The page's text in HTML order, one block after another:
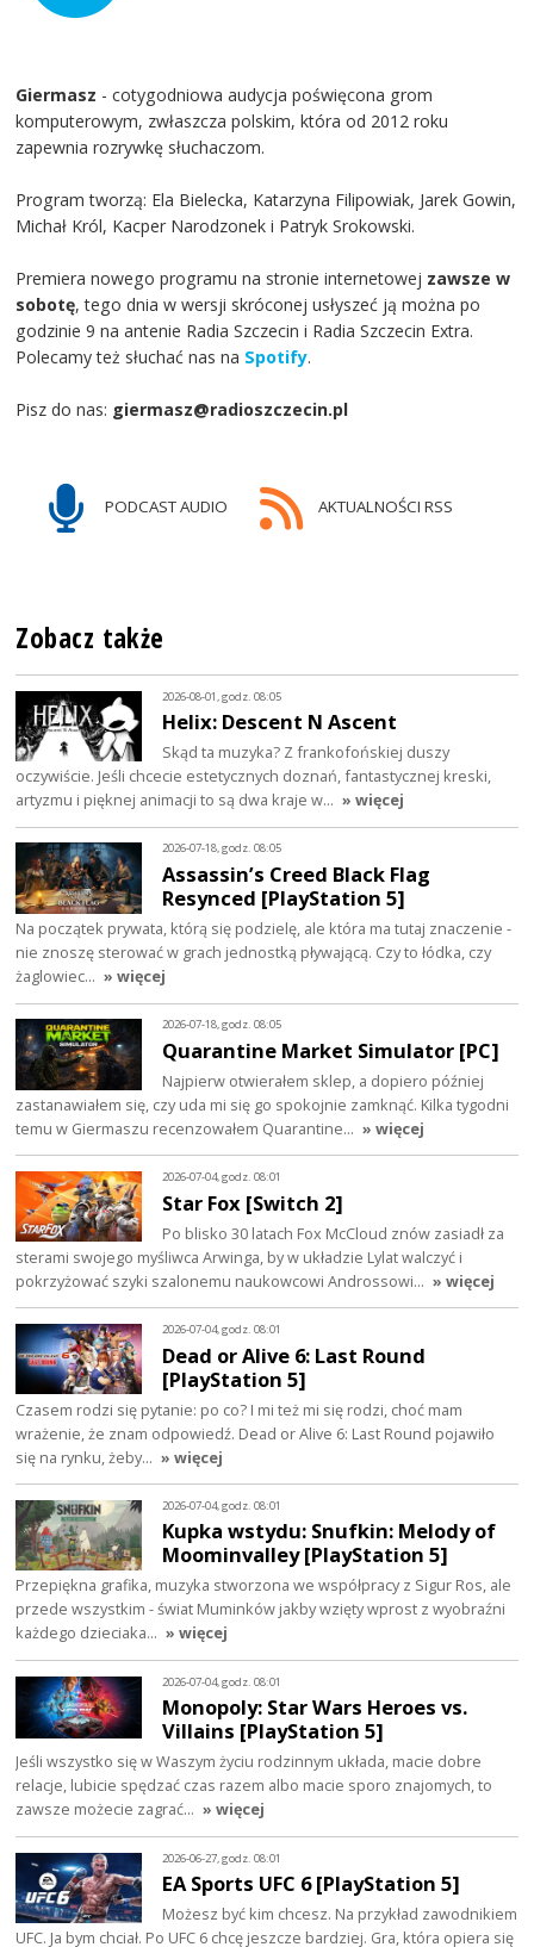
Giermasz - cotygodniowa audycja poświęcona grom
komputerowym, zwłaszcza polskim, która od 2012 roku
zapewnia rozrywkę słuchaczom.
Program tworzą: Ela Bielecka, Katarzyna Filipowiak, Jarek Gowin,
Michał Król, Kacper Narodzonek i Patryk Srokowski.
Premiera nowego programu na stronie internetowej zawsze w
sobotę, tego dnia w wersji skróconej usłyszeć ją można po
godzinie 9 na antenie Radia Szczecin i Radia Szczecin Extra.
Polecamy też słuchać nas na Spotify.
Pisz do nas: giermasz@radioszczecin.pl
PODCAST AUDIO AKTUALNOŚCI RSS
Zobacz także
2026-08-01, godz. 08:05
Helix: Descent N Ascent
Skąd ta muzyka? Z frankofońskiej duszy
oczywiście. Jeśli chcecie estetycznych doznań, fantastycznej kreski,
artyzmu i pięknej animacji to są dwa kraje w… » więcej
2026-07-18, godz. 08:05
Assassin’s Creed Black Flag
Resynced [PlayStation 5]
Na początek prywata, którą się podzielę, ale która ma tutaj znaczenie -
nie znoszę sterować w grach jednostką pływającą. Czy to łódka, czy
żaglowiec… » więcej
2026-07-18, godz. 08:05
Quarantine Market Simulator [PC]
Najpierw otwierałem sklep, a dopiero później
zastanawiałem się, czy uda mi się go spokojnie zamknąć. Kilka tygodni
temu w Giermaszu recenzowałem Quarantine… » więcej
2026-07-04, godz. 08:01
Star Fox [Switch 2]
Po blisko 30 latach Fox McCloud znów zasiadł za
sterami swojego myśliwca Arwinga, by w układzie Lylat walczyć i
pokrzyżować szyki szalonemu naukowcowi Androssowi… » więcej
2026-07-04, godz. 08:01
Dead or Alive 6: Last Round
[PlayStation 5]
Czasem rodzi się pytanie: po co? I mi też mi się rodzi, choć mam
wrażenie, że znam odpowiedź. Dead or Alive 6: Last Round pojawiło
się na rynku, żeby… » więcej
2026-07-04, godz. 08:01
Kupka wstydu: Snufkin: Melody of
Moominvalley [PlayStation 5]
Przepiękna grafika, muzyka stworzona we współpracy z Sigur Ros, ale
przede wszystkim - świat Muminków jakby wzięty wprost z wyobraźni
każdego dzieciaka… » więcej
2026-07-04, godz. 08:01
Monopoly: Star Wars Heroes vs.
Villains [PlayStation 5]
Jeśli wszystko się w Waszym życiu rodzinnym układa, macie dobre
relacje, lubicie spędzać czas razem albo macie sporo znajomych, to
zawsze możecie zagrać… » więcej
2026-06-27, godz. 08:01
EA Sports UFC 6 [PlayStation 5]
Możesz być kim chcesz. Na przykład zawodnikiem
UFC. Ja bym chciał. Po UFC 6 chcę jeszcze bardziej. Gra, która opiera się